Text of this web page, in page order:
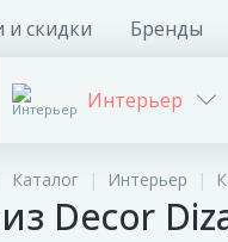
и скидки Бренды
Интерьер
Каталог Интерьер
Decor